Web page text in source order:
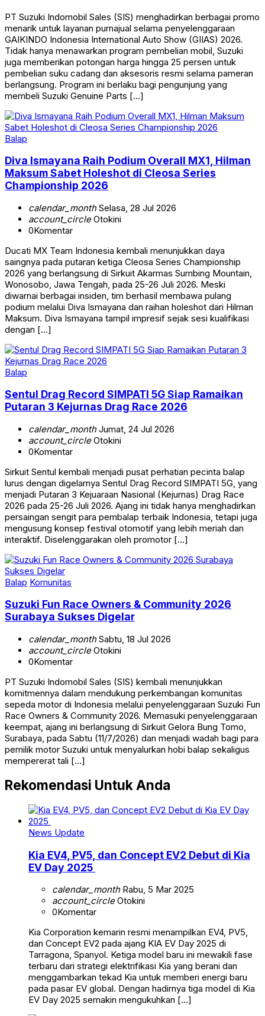
PT Suzuki Indomobil Sales (SIS) menghadirkan berbagai promo
menarik untuk layanan purnajual selama penyelenggaraan
GAIKINDO Indonesia International Auto Show (GIIAS) 2026.
Tidak hanya menawarkan program pembelian mobil, Suzuki
juga memberikan potongan harga hingga 25 persen untuk
pembelian suku cadang dan aksesoris resmi selama pameran
berlangsung. Program ini berlaku bagi pengunjung yang
membeli Suzuki Genuine Parts […]
Balap
Diva Ismayana Raih Podium Overall MX1, Hilman
Maksum Sabet Holeshot di Cleosa Series
Championship 2026
calendar_monthSelasa, 28 Jul 2026
account_circleOtokini
0Komentar
Ducati MX Team Indonesia kembali menunjukkan daya
saingnya pada putaran ketiga Cleosa Series Championship
2026 yang berlangsung di Sirkuit Akarmas Sumbing Mountain,
Wonosobo, Jawa Tengah, pada 25-26 Juli 2026. Meski
diwarnai berbagai insiden, tim berhasil membawa pulang
podium melalui Diva Ismayana dan raihan holeshot dari Hilman
Maksum. Diva Ismayana tampil impresif sejak sesi kualifikasi
dengan […]
Balap
Sentul Drag Record SIMPATI 5G Siap Ramaikan
Putaran 3 Kejurnas Drag Race 2026
calendar_monthJumat, 24 Jul 2026
account_circleOtokini
0Komentar
Sirkuit Sentul kembali menjadi pusat perhatian pecinta balap
lurus dengan digelarnya Sentul Drag Record SIMPATI 5G, yang
menjadi Putaran 3 Kejuaraan Nasional (Kejurnas) Drag Race
2026 pada 25-26 Juli 2026. Ajang ini tidak hanya menghadirkan
persaingan sengit para pembalap terbaik Indonesia, tetapi juga
mengusung konsep festival otomotif yang lebih meriah dan
interaktif. Diselenggarakan oleh promotor […]
Balap Komunitas
Suzuki Fun Race Owners & Community 2026
Surabaya Sukses Digelar
calendar_monthSabtu, 18 Jul 2026
account_circleOtokini
0Komentar
PT Suzuki Indomobil Sales (SIS) kembali menunjukkan
komitmennya dalam mendukung perkembangan komunitas
sepeda motor di Indonesia melalui penyelenggaraan Suzuki Fun
Race Owners & Community 2026. Memasuki penyelenggaraan
keempat, ajang ini berlangsung di Sirkuit Gelora Bung Tomo,
Surabaya, pada Sabtu (11/7/2026) dan menjadi wadah bagi para
pemilik motor Suzuki untuk menyalurkan hobi balap sekaligus
mempererat tali […]
Rekomendasi Untuk Anda
News Update
Kia EV4, PV5, dan Concept EV2 Debut di Kia
EV Day 2025
calendar_monthRabu, 5 Mar 2025
account_circleOtokini
0Komentar
Kia Corporation kemarin resmi menampilkan EV4, PV5,
dan Concept EV2 pada ajang KIA EV Day 2025 di
Tarragona, Spanyol. Ketiga model baru ini mewakili fase
terbaru dari strategi elektrifikasi Kia yang berani dan
menggambarkan tekad Kia untuk memberi energi baru
pada pasar EV global. Dengan hadirnya tiga model di Kia
EV Day 2025 semakin mengukuhkan […]